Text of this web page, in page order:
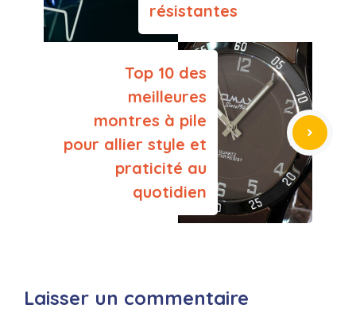
résistantes
Top 10 des
meilleures
montres à pile
pour allier style et
praticité au
quotidien
Laisser un commentaire